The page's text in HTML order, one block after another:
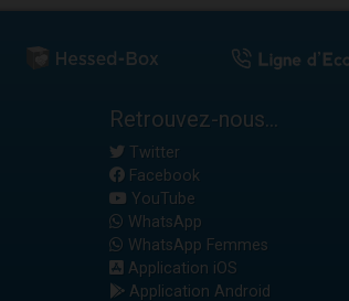
Retrouvez-nous...
Twitter
Facebook
YouTube
WhatsApp
WhatsApp Femmes
Application iOS
Application Android